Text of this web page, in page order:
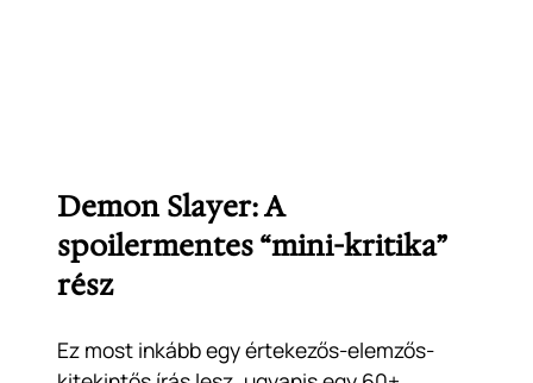
Demon Slayer: A
spoilermentes “mini-kritika”
rész
Ez most inkább egy értekezős-elemzős-